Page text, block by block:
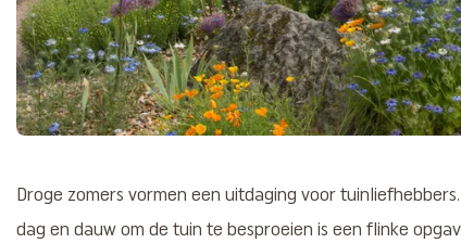
Droge zomers vormen een uitdaging voor
dag en dauw om de tuin te besproeien is een flinke